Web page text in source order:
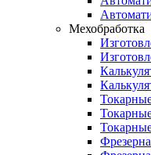
Мехобработка